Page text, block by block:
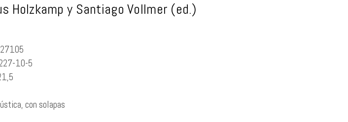
Holzkamp y Santiago Vollmer (ed.)
10-5
con solapas